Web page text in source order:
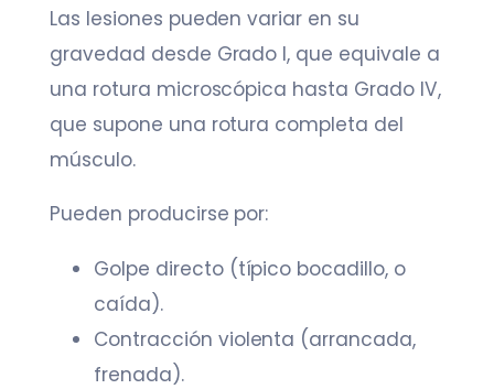
Las lesiones pueden variar en su
gravedad desde Grado I, que equivale a
una rotura microscópica hasta Grado IV,
que supone una rotura completa del
músculo.
Pueden producirse por:
Golpe directo (típico bocadillo, o
caída).
Contracción violenta (arrancada,
frenada).